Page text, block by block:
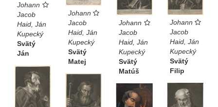
Johann
Jacob
Haid, Ján
Kupecký
Svätý
Ján
Johann
Jacob
Haid, Ján
Kupecký
Svätý
Matej
Johann
Jacob
Haid, Ján
Kupecký
Svätý
Matúš
Johann
Jacob
Haid, Ján
Kupecký
Svätý
Filip